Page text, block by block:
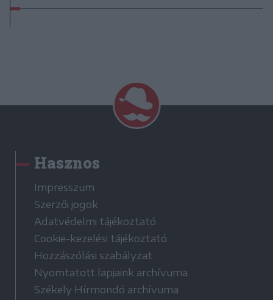
Hasznos
Impresszum
Szerzői jogok
Adatvédelmi tájékoztató
Cookie-kezelési tájékoztató
Hozzászólási szabályzat
Nyomtatott lapjaink archívuma
Székely Hírmondó archívuma